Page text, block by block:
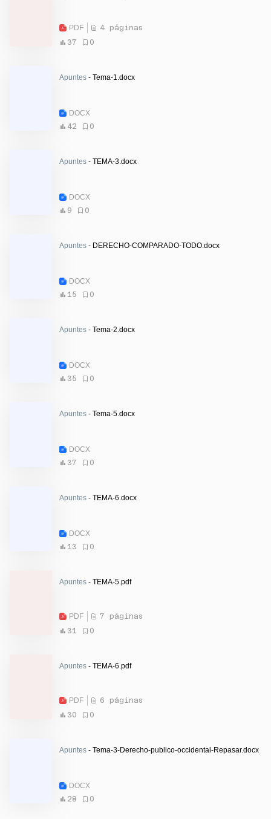
PDF
4 páginas
37
0
Apuntes - Tema-1.docx
DOCX
42
0
Apuntes - TEMA-3.docx
DOCX
9
0
Apuntes - DERECHO-COMPARADO-TODO.docx
DOCX
15
0
Apuntes - Tema-2.docx
DOCX
35
0
Apuntes - Tema-5.docx
DOCX
37
0
Apuntes - TEMA-6.docx
DOCX
13
0
Apuntes - TEMA-5.pdf
PDF
7 páginas
31
0
Apuntes - TEMA-6.pdf
PDF
6 páginas
30
0
Apuntes - Tema-3-Derecho-publico-occidental-Repasar.docx
DOCX
28
0